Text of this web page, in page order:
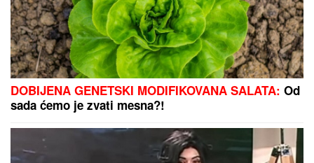
SERGEJA TRIFUNOVIĆA,nije
očekivala da će je OVO SAČEKATI u
tržnom centru!